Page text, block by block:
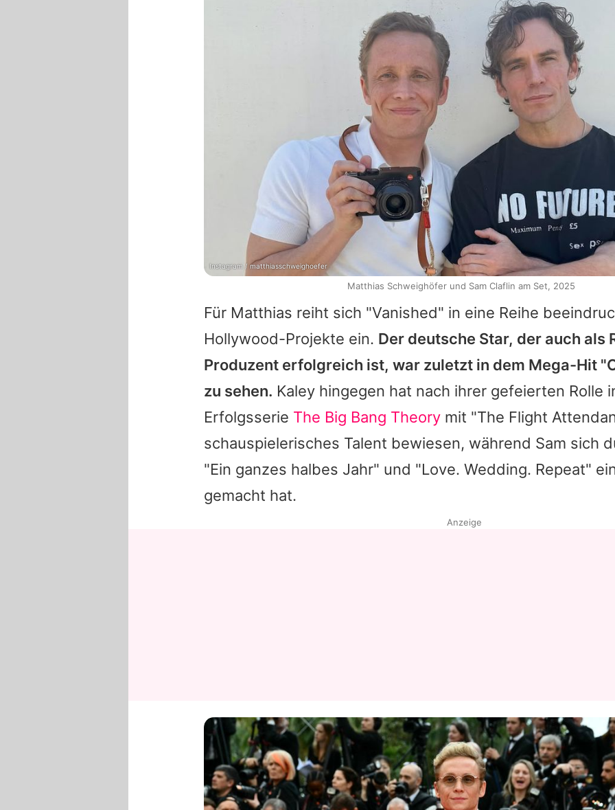
Für Matthias reiht sich "Vanished" in eine Reihe
Hollywood-Projekte ein. Der deutsche Star, der auch als
Produzent erfolgreich ist, war zuletzt in dem Mega-Hit
zu sehen. Kaley hingegen hat nach ihrer gefeierten Rolle
Erfolgsserie The Big Bang Theory mit "The Flight
schauspielerisches Talent bewiesen, während Sam sich
"Ein ganzes halbes Jahr" und "Love. Wedding. Repeat"
gemacht hat.
Instagram / matthiasschweighoefer
Matthias Schweighöfer und Sam Claflin am Set, 2025
Anzeige